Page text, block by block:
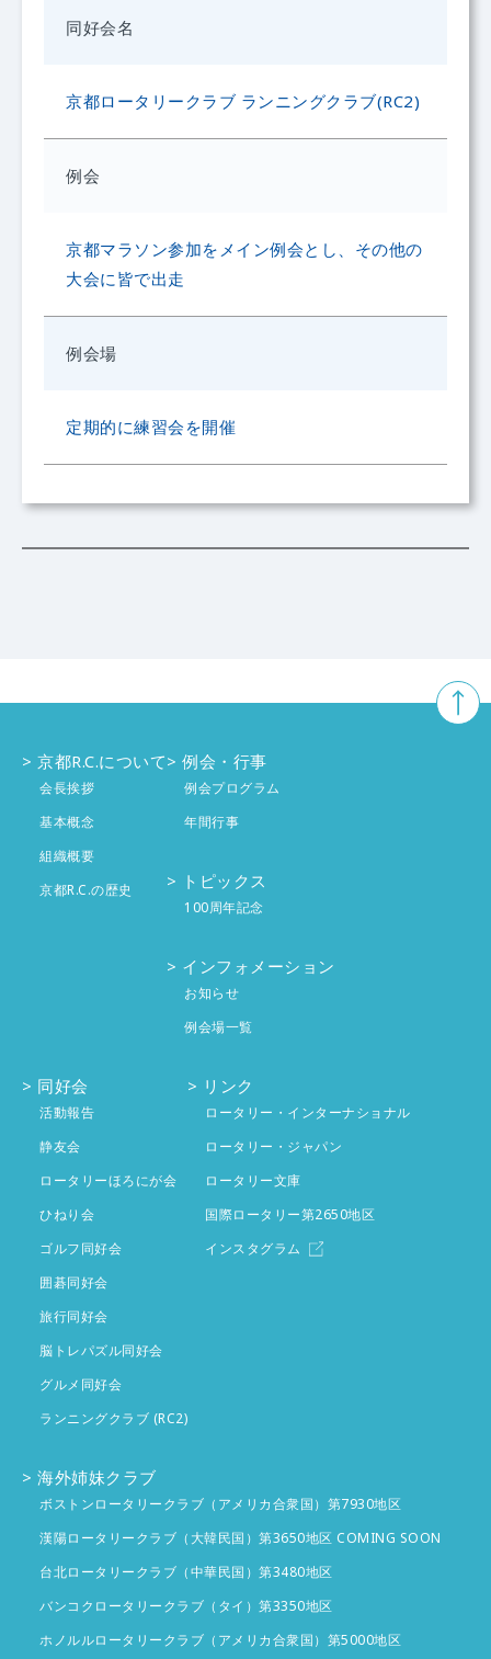
同好会名
京都ロータリークラブ ランニングクラブ(RC2)
例会
京都マラソン参加をメイン例会とし、その他の
大会に皆で出走
例会場
定期的に練習会を開催
京都R.C.について
会長挨拶
基本概念
組織概要
京都R.C.の歴史
例会・行事
例会プログラム
年間行事
トピックス
100周年記念
インフォメーション
お知らせ
例会場一覧
同好会
活動報告
静友会
ロータリーほろにが会
ひねり会
ゴルフ同好会
囲碁同好会
旅行同好会
脳トレパズル同好会
グルメ同好会
ランニングクラブ (RC2)
リンク
ロータリー・インターナショナル
ロータリー・ジャパン
ロータリー文庫
国際ロータリー第2650地区
インスタグラム
海外姉妹クラブ
ボストンロータリークラブ（アメリカ合衆国）第7930地区
漢陽ロータリークラブ（大韓民国）第3650地区 COMING SOON
台北ロータリークラブ（中華民国）第3480地区
バンコクロータリークラブ（タイ）第3350地区
ホノルルロータリークラブ（アメリカ合衆国）第5000地区